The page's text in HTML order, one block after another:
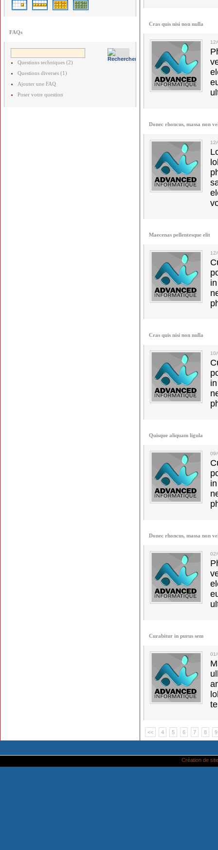
FAQs
Questions techniques (2)
Questions diverses (1)
Ajouter une FAQ
Poser votre question
Cras quis nisi non nulla
Donec rhoncus, massa non
Maecenas pellentesque elit
Cras quis nisi non nulla
Quisque aliquam ligula
Donec rhoncus, massa non
Curabitur in purus sem
<< 4 5 6 7 8 9
Création de